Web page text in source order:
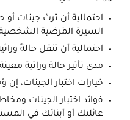
احتمالية أن ترث جينات أو
السيرة المَرضية الشخصية
احتمالية أن تنقل حالةً
مدى تأثير حالة وراثية
خيارات اختبار الجينات، إن
فوائد اختبار الجينات
عائلتك أو أبنائك في